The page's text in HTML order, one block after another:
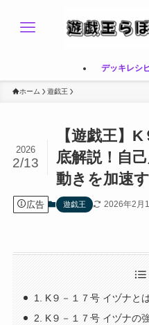
デッキレシ
ホーム 遊戯王
【遊戯王】
底解説！自
動きを加速
2026
2/13
広告 遊戯王 2026年2月
1. K９－１７号 イヅナと
2. K９－１７号 イヅナの